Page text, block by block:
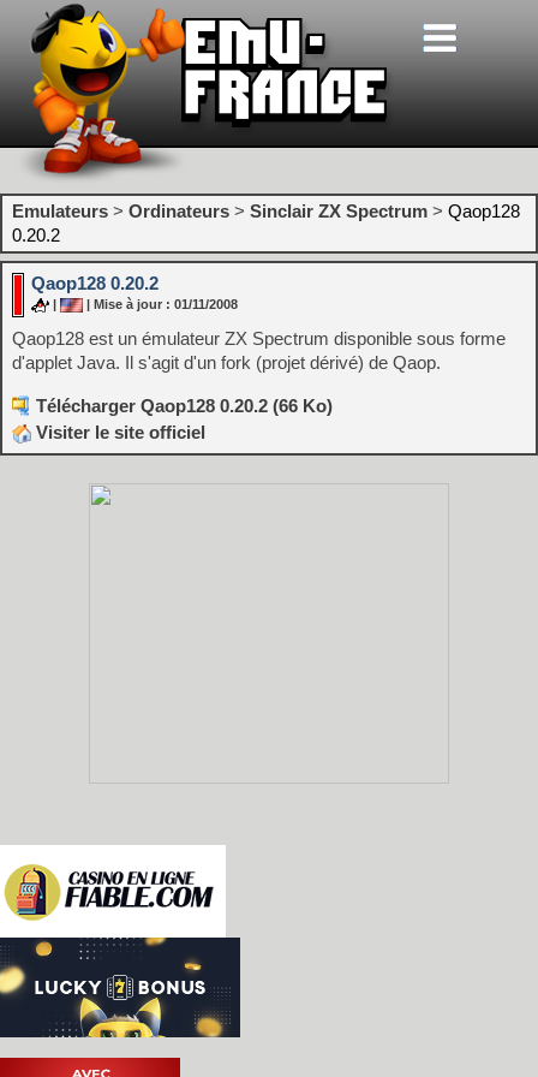
Emulateurs > Ordinateurs > Sinclair ZX Spectrum > Qaop128
0.20.2
Qaop128 0.20.2
| | Mise à jour : 01/11/2008
Qaop128 est un émulateur ZX Spectrum disponible sous forme
d'applet Java. Il s'agit d'un fork (projet dérivé) de Qaop.
Télécharger Qaop128 0.20.2 (66 Ko)
Visiter le site officiel